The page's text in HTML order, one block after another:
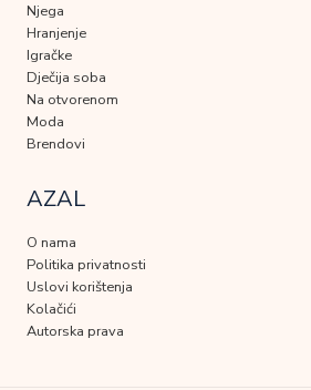
Njega
Hranjenje
Igračke
Dječija soba
Na otvorenom
Moda
Brendovi
AZAL
O nama
Politika privatnosti
Uslovi korištenja
Kolačići
Autorska prava